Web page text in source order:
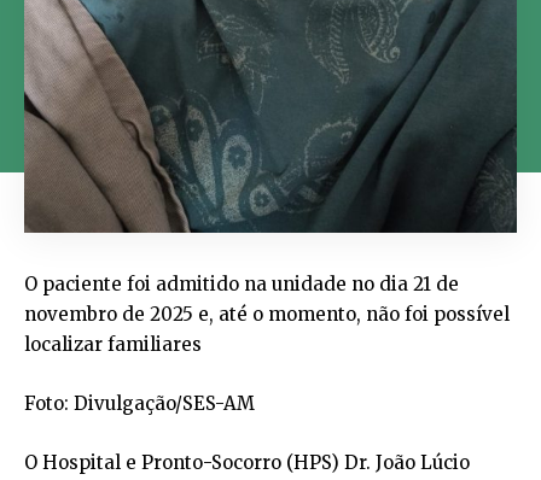
O paciente foi admitido na unidade no dia 21 de
novembro de 2025 e, até o momento, não foi possível
localizar familiares
Foto: Divulgação/SES-AM
O Hospital e Pronto-Socorro (HPS) Dr. João Lúcio